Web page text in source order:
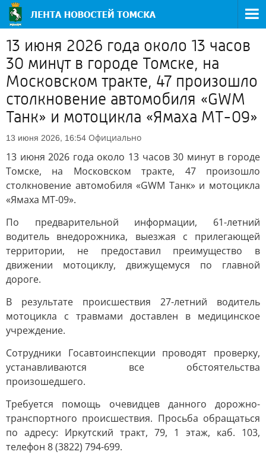
13 июня 2026 года около 13 часов
30 минут в городе Томске, на
Московском тракте, 47 произошло
столкновение автомобиля «GWM
Танк» и мотоцикла «Ямаха МТ-09»
13 июня 2026, 16:54 Официально
13 июня 2026 года около 13 часов 30 минут в городе
Томске, на Московском тракте, 47 произошло
столкновение автомобиля «GWM Танк» и мотоцикла
«Ямаха МТ-09».
По предварительной информации, 61-летний
водитель внедорожника, выезжая с прилегающей
территории, не предоставил преимущество в
движении мотоциклу, движущемуся по главной
дороге.
В результате происшествия 27-летний водитель
мотоцикла с травмами доставлен в медицинское
учреждение.
Сотрудники Госавтоинспекции проводят проверку,
устанавливаются все обстоятельства
произошедшего.
Требуется помощь очевидцев данного дорожно-
транспортного происшествия. Просьба обращаться
по адресу: Иркутский тракт, 79, 1 этаж, каб. 103,
телефон 8 (3822) 794-699.